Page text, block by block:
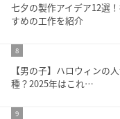
七夕の製作アイデア12選
すめの工作を紹介
8
【男の子】ハロウィンの
種？2025年はこれ…
9